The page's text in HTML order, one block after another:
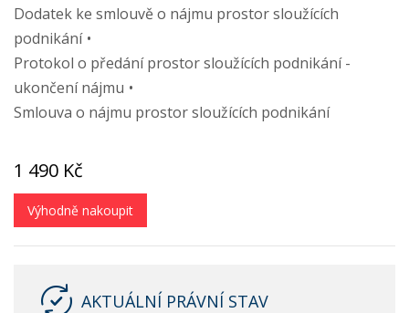
Dodatek ke smlouvě o nájmu prostor sloužících
podnikání
Protokol o předání prostor sloužících podnikání -
ukončení nájmu
Smlouva o nájmu prostor sloužících podnikání
1 490 Kč
Výhodně nakoupit
AKTUÁLNÍ PRÁVNÍ STAV